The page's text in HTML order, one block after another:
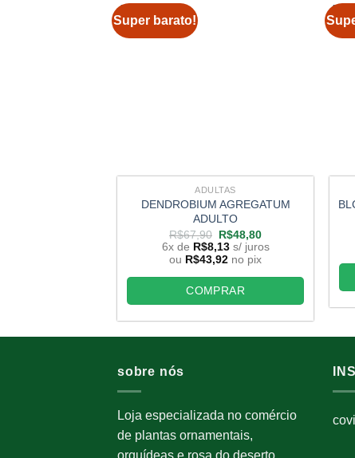
Super barato!
ADULTAS
DENDROBIUM AGREGATUM
ADULTO
R$67,90 O
preço
original
era:
R$67,90.
R$48,80O
preço
atual
é:
R$48,80.
6x de R$8,13 s/ juros
ou R$43,92 no pix
COMPRAR
sobre nós
Loja especializada no comércio
de plantas ornamentais,
orquídeas e rosa do deserto.